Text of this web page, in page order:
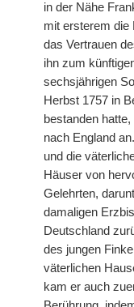
in der Nähe
mit ersterem die
das Vertrauen
ihn zum
sechsjährigen
Herbst 1757 in
bestanden
nach England
und die
Häuser von
Gelehrten,
damaligen
Deutschland
des jungen
väterlichen
kam er auch